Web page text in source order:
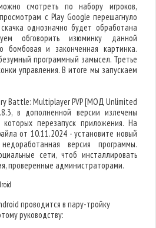
смотреть по набору игроков,
с Play Google перешагнуло
однозначно будет обработана
обговорить изюминку данной
бомбовая и законченная картинка.
программный замысел. Третье
управления. В итоге мы запускаем
Battle: Multiplayer PVP [МОД Unlimited
в дополненной версии излечены
перезапуск приложения. На
от 10.11.2024 - установите новый
версия программы.
сети, чтоб инсталлировать
проверенные администраторами.
проводится в пару-тройку
руководству: